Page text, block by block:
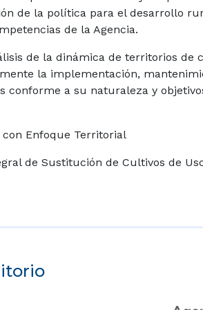
de la política para el desarrollo
de la Agencia.
de la dinámica de territorios de
la implementación,
conforme a su naturaleza y
Enfoque Territorial
de Sustitución de Cultivos de